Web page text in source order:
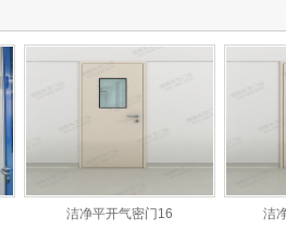
洁净平开气密门16 洁